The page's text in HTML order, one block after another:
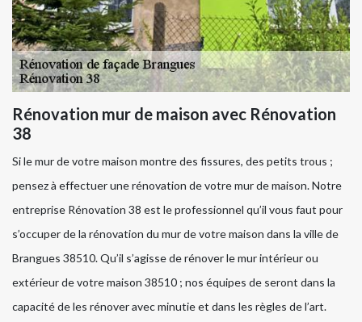
Rénovation mur de maison avec Rénovation
38
Si le mur de votre maison montre des fissures, des petits trous ;
pensez à effectuer une rénovation de votre mur de maison. Notre
entreprise Rénovation 38 est le professionnel qu’il vous faut pour
s’occuper de la rénovation du mur de votre maison dans la ville de
Brangues 38510. Qu’il s’agisse de rénover le mur intérieur ou
extérieur de votre maison 38510 ; nos équipes de seront dans la
capacité de les rénover avec minutie et dans les règles de l’art.